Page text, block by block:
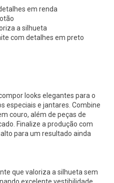
em renda
a silhueta
com detalhes em preto
looks elegantes para o
especiais e jantares. Combine
couro, além de peças de
Finalize a produção com
para um resultado ainda
que valoriza a silhueta sem
excelente vestibilidade.